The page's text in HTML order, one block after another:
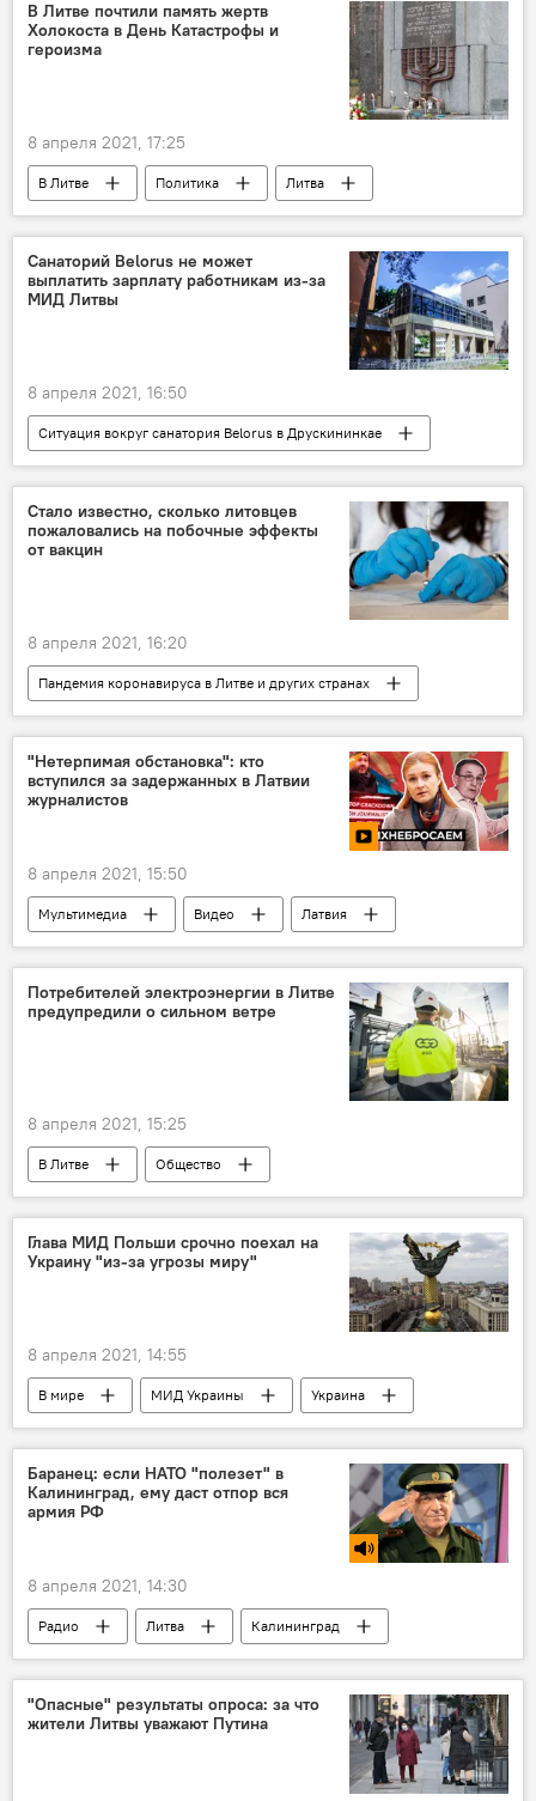
вакцина коронавирус
В Литве почтили память жертв
Холокоста в День Катастрофы и
героизма
8 апреля 2021, 17:25
В Литве Политика
Литва
Холокост
Габриэлюс Ландсбергис
Еврейская община Литвы
Санаторий Belorus не может
выплатить зарплату работникам из-за
МИД Литвы
8 апреля 2021, 16:50
Ситуация вокруг санатория Belorus в Друскининкае
В Литве
Политика
Литва
Белоруссия
Стало известно, сколько литовцев
пожаловались на побочные эффекты
от вакцин
8 апреля 2021, 16:20
Пандемия коронавируса в Литве и других странах
Общество
вакцина
Литва
коронавирус
карантин
"Нетерпимая обстановка": кто
вступился за задержанных в Латвии
журналистов
8 апреля 2021, 15:50
Мультимедиа Видео
Латвия
СМИ
российские СМИ
СМИ в Прибалтике
Потребителей электроэнергии в Литве
предупредили о сильном ветре
8 апреля 2021, 15:25
В Литве
Общество
Энергетика. LIVE
Литва погода
Глава МИД Польши срочно поехал на
Украину "из-за угрозы миру"
8 апреля 2021, 14:55
В мире МИД Украины
Украина
Киев
Польша
Баранец: если НАТО "полезет" в
Калининград, ему даст отпор вся
армия РФ
8 апреля 2021, 14:30
Радио Литва
Калининград
НАТО
Россия
"Опасные" результаты опроса: за что
жители Литвы уважают Путина